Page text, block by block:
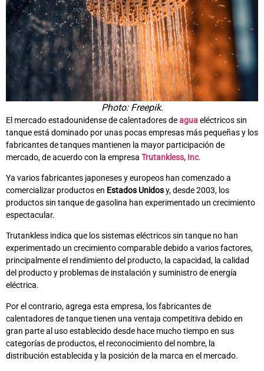
Photo: Freepik.
El mercado estadounidense de calentadores deaguaeléctricos sin
tanque está dominado por unas pocas empresas más pequeñas y los
fabricantes de tanques mantienen la mayor participación de
mercado, de acuerdo con la empresa Trutankless, Inc.
Ya varios fabricantes japoneses y europeos han comenzado a
comercializar productos en Estados Unidosy, desde 2003, los
productos sin tanque de gasolina han experimentado un crecimiento
espectacular.
Trutankless indica que los sistemas eléctricos sin tanque no han
experimentado un crecimiento comparable debido a varios factores,
principalmente el rendimiento del producto, la capacidad, la calidad
del producto y problemas de instalación y suministro de energía
eléctrica.
Por el contrario, agrega esta empresa, los fabricantes de
calentadores de tanque tienen una ventaja competitiva debido en
gran parte al uso establecido desde hace mucho tiempo en sus
categorías de productos, el reconocimiento del nombre, la
distribución establecida y la posición de la marca en el mercado.